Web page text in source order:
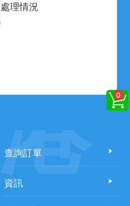
理情況
查詢訂單
資訊